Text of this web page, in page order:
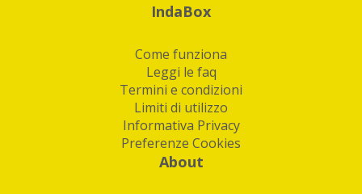
IndaBox
Come funziona
Leggi le faq
Termini e condizioni
Limiti di utilizzo
Informativa Privacy
Preferenze Cookies
About